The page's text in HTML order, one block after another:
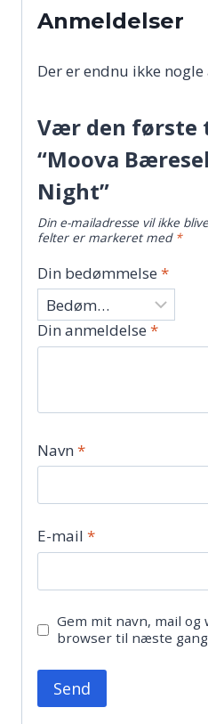
Anmeldelser
Der er endnu ikke
Vær den første
“Moova
Night”
Din e-mailadresse vil ikke
felter er markeret med *
Din bedømmelse *
Din anmeldelse *
Navn *
E-mail *
Gem mit navn, mail og
browser til næste